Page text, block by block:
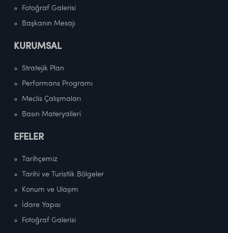
Fotoğraf Galerisi
Başkanın Mesajı
KURUMSAL
Stratejik Plan
Performans Programı
Meclis Çalışmaları
Basın Materyalleri
EFELER
Tarihçemiz
Tarihi ve Turistlik Bölgeler
Konum ve Ulaşım
İdare Yapısı
Fotoğraf Galerisi